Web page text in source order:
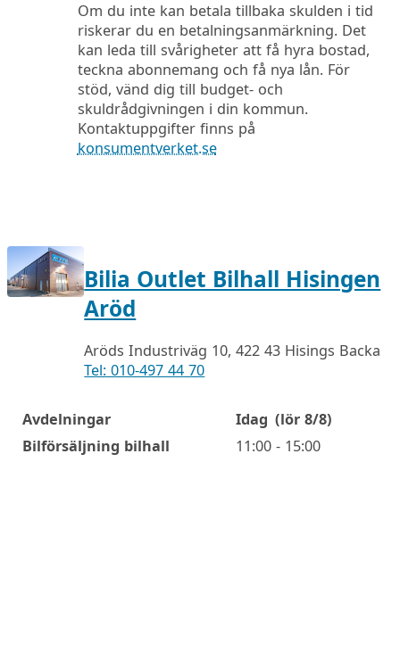
Om du inte kan betala tillbaka skulden i tid
riskerar du en betalningsanmärkning. Det
kan leda till svårigheter att få hyra bostad,
teckna abonnemang och få nya lån. För
stöd, vänd dig till budget- och
skuldrådgivningen i din kommun.
Kontaktuppgifter finns på
konsumentverket.se
Bilia Outlet Bilhall Hisingen
Aröd
Aröds Industriväg 10, 422 43 Hisings Backa
Tel: 010-497 44 70
Öppettider
Avdelningar Idag (lör 8/8)
Bilförsäljning bilhall
11:00 - 15:00